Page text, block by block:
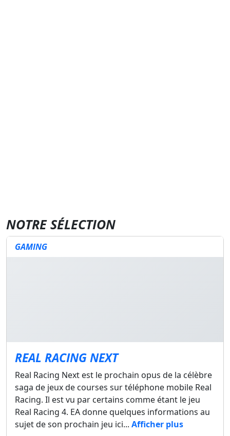
NOTRE SÉLECTION
GAMING
REAL RACING NEXT
Real Racing Next est le prochain opus de la célèbre
saga de jeux de courses sur téléphone mobile Real
Racing. Il est vu par certains comme étant le jeu
Real Racing 4. EA donne quelques informations au
sujet de son prochain jeu ici... Afficher plus